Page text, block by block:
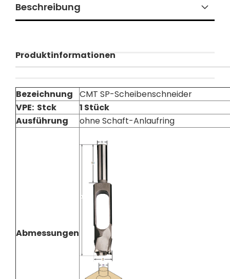
Beschreibung
Produktinformationen
Bezeichnung
CMT SP-Scheibenschneider
VPE: Stck
1 Stück
Ausführung
ohne Schaft-Anlaufring
Abmessungen